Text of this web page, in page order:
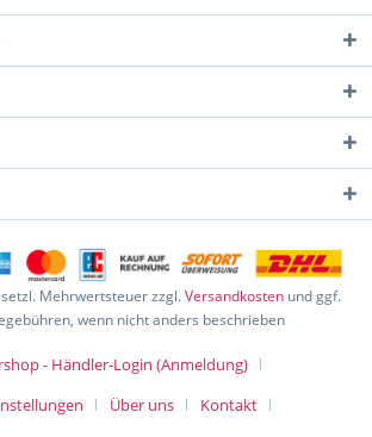
Mehrwertsteuer zzgl.Versandkosten und ggf.
wenn nicht anders beschrieben
- Händler-Login (Anmeldung)
Über uns
Kontakt